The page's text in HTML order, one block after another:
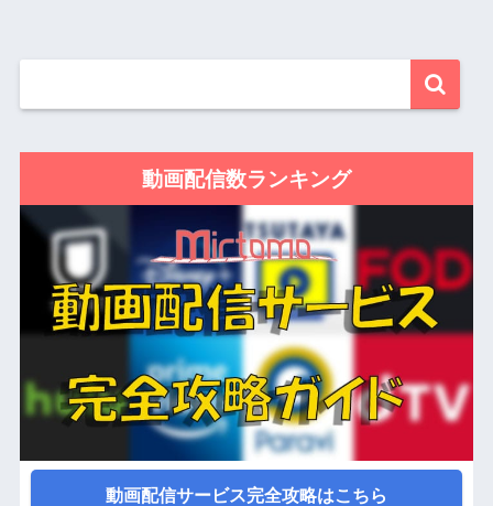
動画配信数ランキング
動画配信サービス完全攻略はこちら